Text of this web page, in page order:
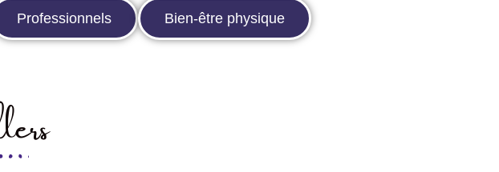
Professionnels Bien-être physique